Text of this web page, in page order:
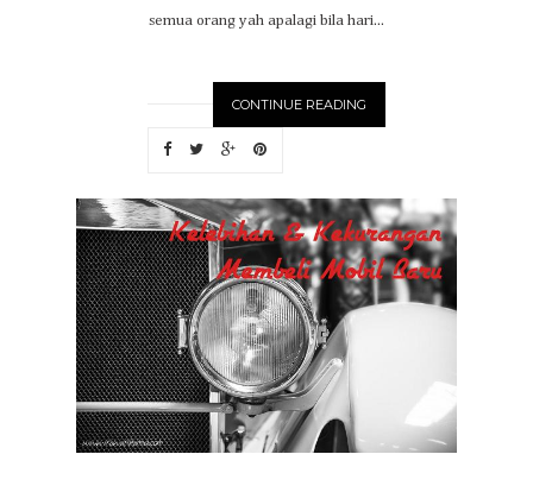
semua orang yah apalagi bila hari...
CONTINUE READING